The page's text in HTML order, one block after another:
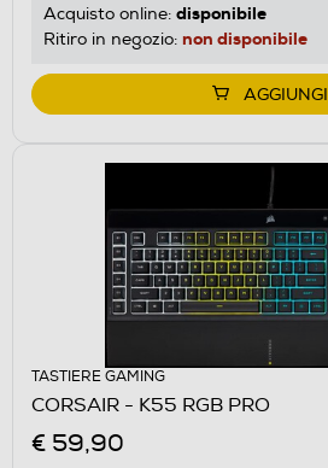
Acquisto online: disponibile
Ritiro in negozio: non disponibile
AGGIUNGI
TASTIERE GAMING
CORSAIR - K55 RGB PRO
€ 59,90